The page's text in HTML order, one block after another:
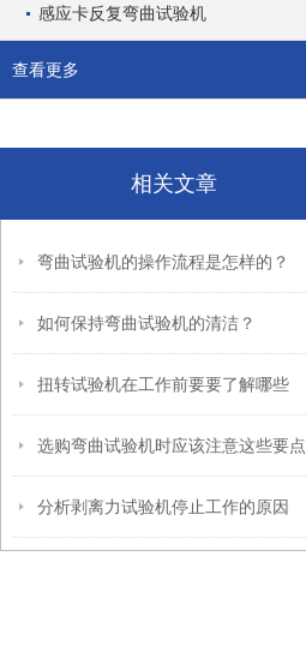
感应卡反复弯曲试验机
查看更多
相关文章
弯曲试验机的操作流程是怎样的？
如何保持弯曲试验机的清洁？
扭转试验机在工作前要要了解哪些
选购弯曲试验机时应该注意这些要点
分析剥离力试验机停止工作的原因